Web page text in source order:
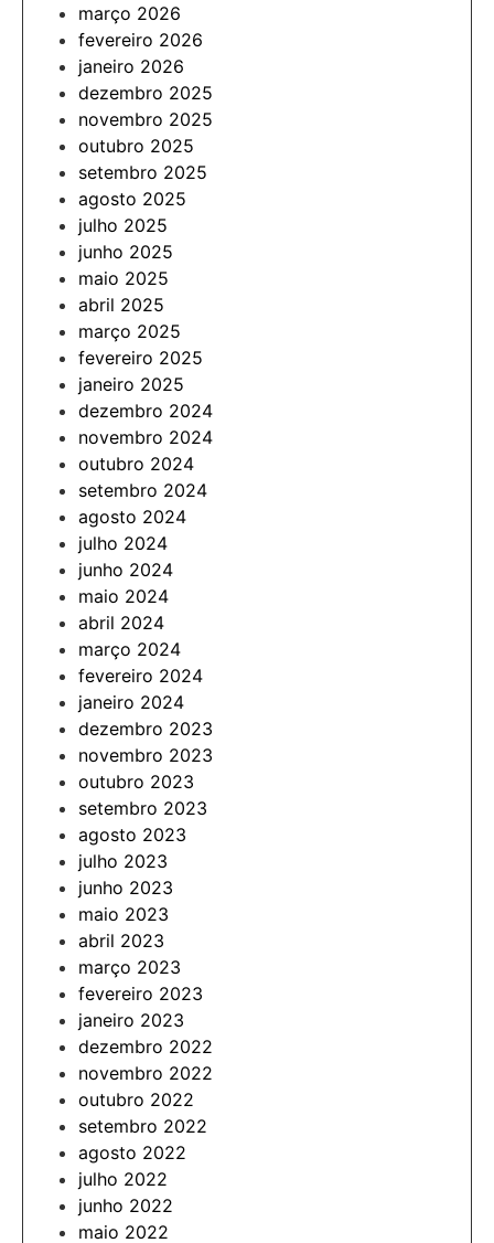
março 2026
fevereiro 2026
janeiro 2026
dezembro 2025
novembro 2025
outubro 2025
setembro 2025
agosto 2025
julho 2025
junho 2025
maio 2025
abril 2025
março 2025
fevereiro 2025
janeiro 2025
dezembro 2024
novembro 2024
outubro 2024
setembro 2024
agosto 2024
julho 2024
junho 2024
maio 2024
abril 2024
março 2024
fevereiro 2024
janeiro 2024
dezembro 2023
novembro 2023
outubro 2023
setembro 2023
agosto 2023
julho 2023
junho 2023
maio 2023
abril 2023
março 2023
fevereiro 2023
janeiro 2023
dezembro 2022
novembro 2022
outubro 2022
setembro 2022
agosto 2022
julho 2022
junho 2022
maio 2022